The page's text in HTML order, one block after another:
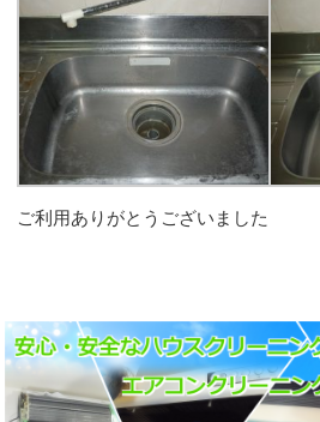
ご利用ありがとうございました